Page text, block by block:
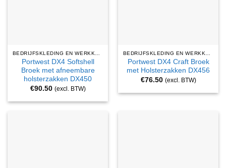
Portwest DX4 Softshell
Broek met afneembare
holsterzakken DX450
€90.50 (excl. BTW)
Portwest DX4 Craft Broek
met Holsterzakken DX456
€76.50 (excl. BTW)